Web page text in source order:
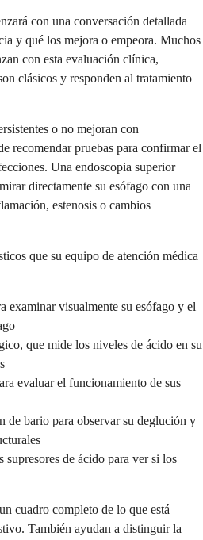
con una conversación detallada
y qué los mejora o empeora. Muchos
con esta evaluación clínica,
clásicos y responden al tratamiento
o no mejoran con
recomendar pruebas para confirmar el
Una endoscopia superior
directamente su esófago con una
estenosis o cambios
que su equipo de atención médica
examinar visualmente su esófago y el
que mide los niveles de ácido en su
evaluar el funcionamiento de sus
de bario para observar su deglución y
supresores de ácido para ver si los
cuadro completo de lo que está
También ayudan a distinguir la